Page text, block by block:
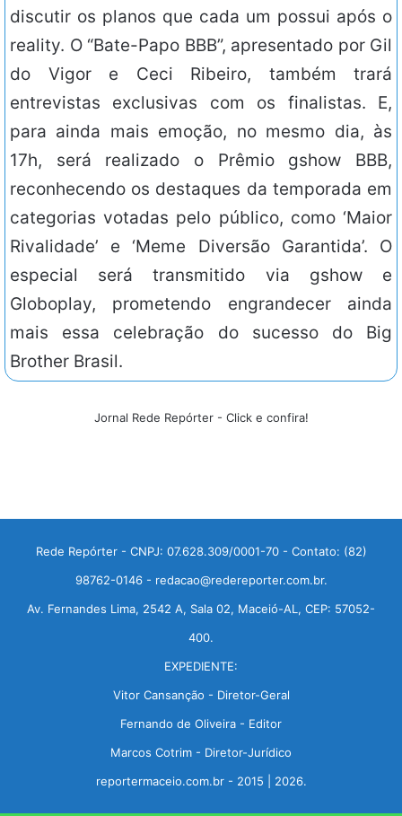
discutir os planos que cada um possui após o
reality. O “Bate-Papo BBB”, apresentado por Gil
do Vigor e Ceci Ribeiro, também trará
entrevistas exclusivas com os finalistas. E,
para ainda mais emoção, no mesmo dia, às
17h, será realizado o Prêmio gshow BBB,
reconhecendo os destaques da temporada em
categorias votadas pelo público, como ‘Maior
Rivalidade’ e ‘Meme Diversão Garantida’. O
especial será transmitido via gshow e
Globoplay, prometendo engrandecer ainda
mais essa celebração do sucesso do Big
Brother Brasil.
Jornal Rede Repórter - Click e confira!
Rede Repórter - CNPJ: 07.628.309/0001-70 - Contato: (82)
98762-0146 - redacao@redereporter.com.br.
Av. Fernandes Lima, 2542 A, Sala 02, Maceió-AL, CEP: 57052-
400.
EXPEDIENTE:
Vitor Cansanção - Diretor-Geral
Fernando de Oliveira - Editor
Marcos Cotrim - Diretor-Jurídico
reportermaceio.com.br - 2015 | 2026.